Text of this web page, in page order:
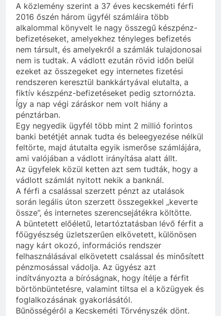
A közlemény szerint a 37 éves kecskeméti férfi
2016 őszén három ügyfél számláira több
alkalommal könyvelt le nagy összegű készpénz-
befizetéseket, amelyekhez tényleges befizetés
nem társult, és amelyekről a számlák tulajdonosai
nem is tudtak. A vádlott ezután rövid időn belül
ezeket az összegeket egy internetes fizetési
rendszeren keresztül bankkártyával elutalta, a
fiktív készpénz-befizetéseket pedig sztornózta.
Így a nap végi záráskor nem volt hiány a
pénztárban.
Egy negyedik ügyfél több mint 2 millió forintos
banki betétjét annak tudta és beleegyezése nélkül
feltörte, majd átutalta egyik ismerőse számlájára,
ami valójában a vádlott irányítása alatt állt.
Az ügyfelek közül ketten azt sem tudták, hogy a
vádlott számlát nyitott nekik a banknál.
A férfi a csalással szerzett pénzt az utalások
során legális úton szerzett összegekkel „keverte
össze”, és internetes szerencsejátékra költötte.
A büntetett előéletű, letartóztatásban lévő férfit a
főügyészség üzletszerűen elkövetett, különösen
nagy kárt okozó, információs rendszer
felhasználásával elkövetett csalással és minősített
pénzmosással vádolja. Az ügyész azt
indítványozta a bíróságnak, hogy ítélje a férfit
börtönbüntetésre, valamint tiltsa el a közügyek és
foglalkozásának gyakorlásától.
Bűnösségéről a Kecskeméti Törvényszék dönt.